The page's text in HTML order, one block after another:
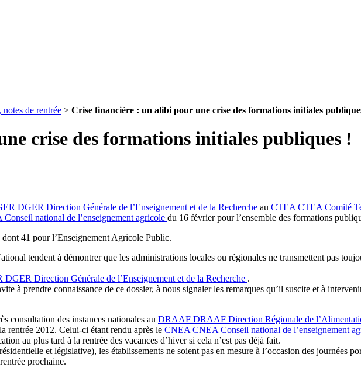
de rentrée > Crise financière : un alibi pour une crise des formations initiales
crise des formations initiales publiques !
DGER Direction Générale de l’Enseignement et de la Recherche au CTEA CTEA Comité
Conseil national de l’enseignement agricole du 16 février pour l’ensemble des formations
41 pour l’Enseignement Agricole Public.
tendent à démontrer que les administrations locales ou régionales ne transmettent pas
DGER Direction Générale de l’Enseignement et de la Recherche .
à prendre connaissance de ce dossier, à nous signaler les remarques qu’il suscite et à
consultation des instances nationales au DRAAF DRAAF Direction Régionale de
rentrée 2012. Celui-ci étant rendu après le CNEA CNEA Conseil national de l’enseignement
au plus tard à la rentrée des vacances d’hiver si cela n’est pas déjà fait.
et législative), les établissements ne soient pas en mesure à l’occasion des journées
prochaine.